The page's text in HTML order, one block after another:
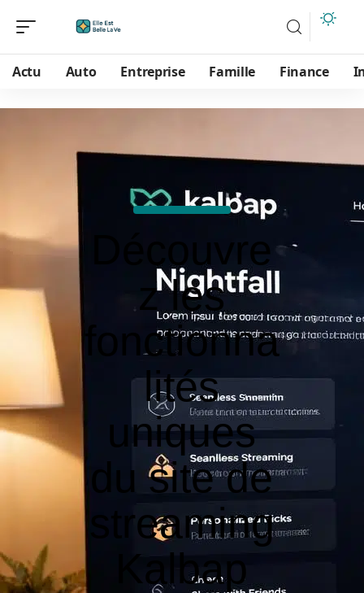
Actu Auto Entreprise Famille Finance
Découvre
z les
fonctionna
lités
uniques
du site de
streaming
Kalbap